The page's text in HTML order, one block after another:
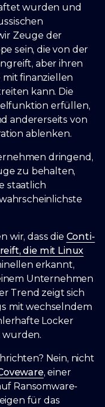
wurden und
Zeuge der
sein, die von der
aber ihren
finanziellen
kann. Die
erfüllen,
andererseits von
ablenken.
dringend,
zu behalten,
staatlich
wir, dass die Conti-
die mit Linux
erkannt,
Unternehmen
Trend zeigt sich
mit wechselndem
Locker
wurden.
Nein, nicht
, einer
Ransomware-
für das